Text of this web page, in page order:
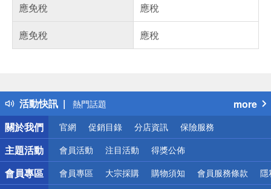
應免稅
應稅
應免稅
應稅
活動快訊
得獎公告
熱門話題
銀行優惠
偏遠地區配送
詐騙網頁！請小心！
more
關於我們
官網 促銷目錄 分店資訊 保險服務
主題活動 會員活動 注目活動 得獎公佈
會員專區 會員專區 大宗採購 購物須知 會員服務條款 隱